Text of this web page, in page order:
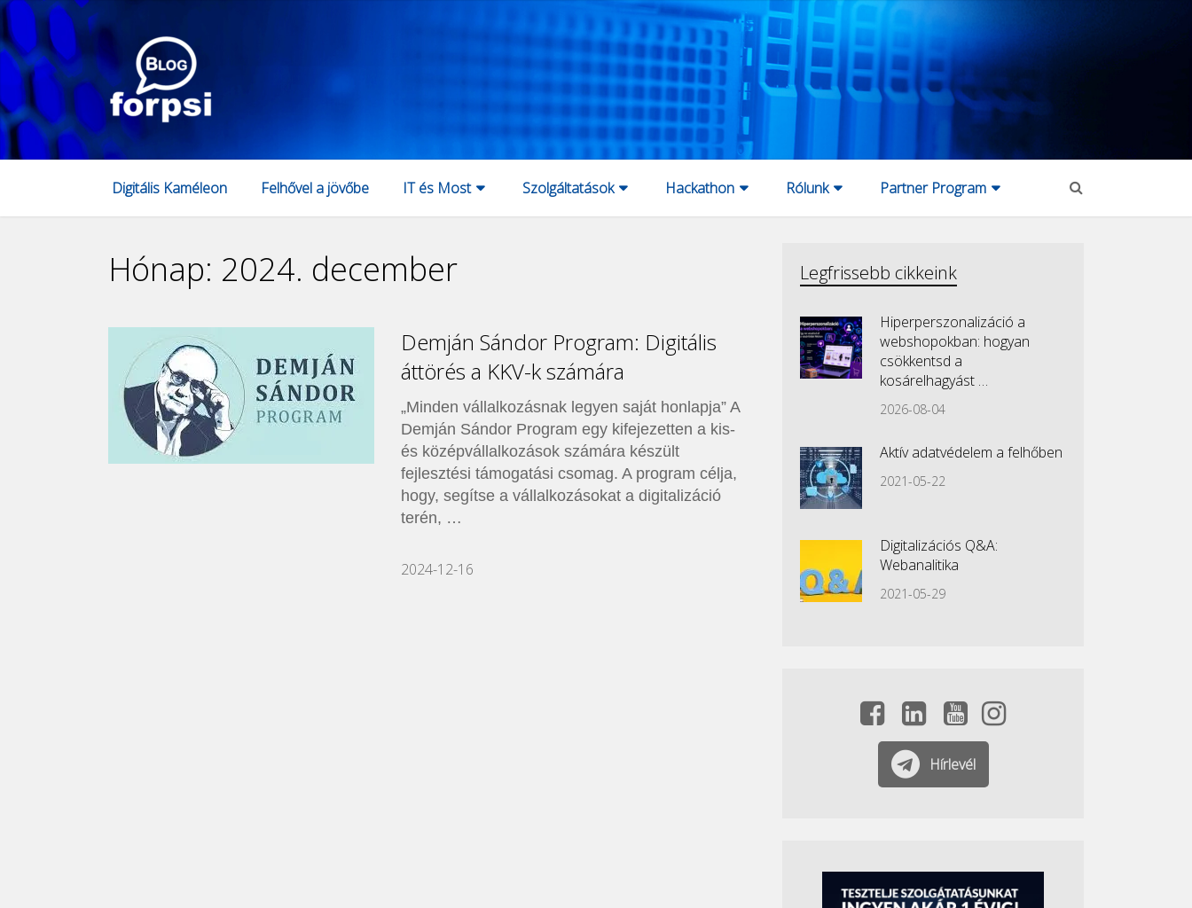
Digitális Kaméleon Felhővel a jövőbe IT és Most Szolgáltatások Hackathon Rólunk Partner Program
Hónap: 2024. december
Demján Sándor Program: Digitális
áttörés a KKV-k számára
„Minden vállalkozásnak legyen saját honlapja” A
Demján Sándor Program egy kifejezetten a kis-
és középvállalkozások számára készült
fejlesztési támogatási csomag. A program célja,
hogy, segítse a vállalkozásokat a digitalizáció
terén, …
2024-12-16
Legfrissebb cikkeink
Hiperperszonalizáció a
webshopokban: hogyan
csökkentsd a
kosárelhagyást …
2026-08-04
Aktív adatvédelem a felhőben
2021-05-22
Digitalizációs Q&A:
Webanalitika
2021-05-29
Hírlevél